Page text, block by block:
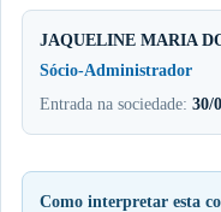
JAQUELINE MARIA
Sócio-Administrador
Entrada na sociedade: 30/
Como interpretar esta